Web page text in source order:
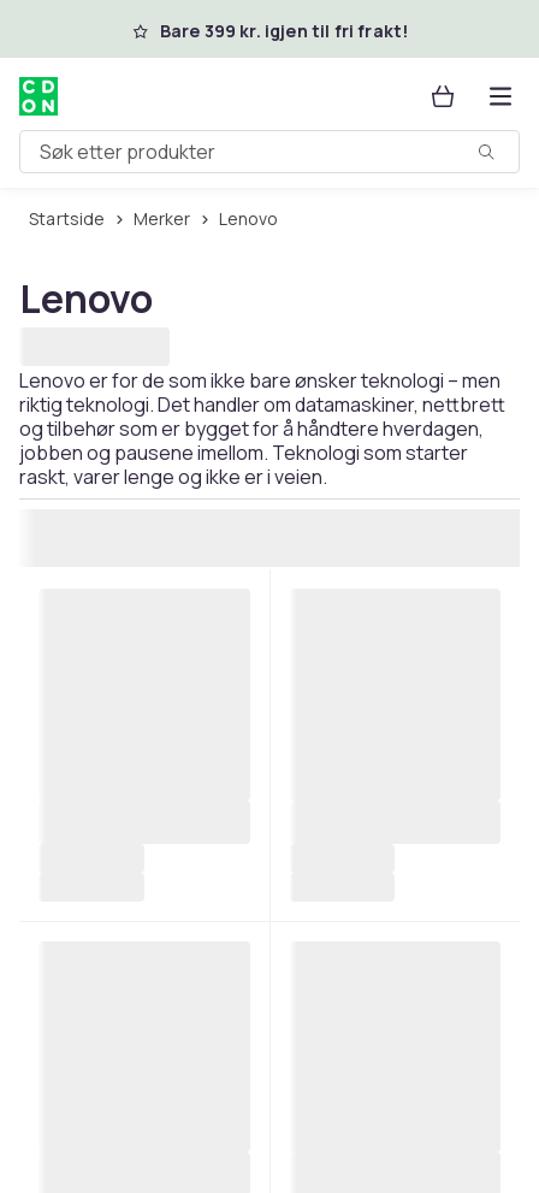
Hopp til hovedinnholdBare 399 kr. igjen til fri frakt!
Søk etter produkter
Startside Merker Lenovo
Lenovo
Lenovo er for de som ikke bare ønsker teknologi – men
riktig teknologi. Det handler om datamaskiner, nettbrett
og tilbehør som er bygget for å håndtere hverdagen,
jobben og pausene imellom. Teknologi som starter
raskt, varer lenge og ikke er i veien.